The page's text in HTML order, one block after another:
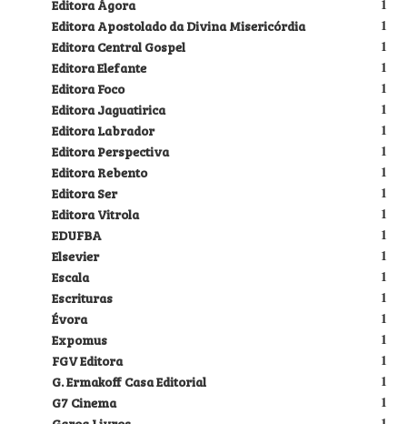
1
Editora Ágora
1
Editora Apostolado da Divina Misericórdia
1
Editora Central Gospel
1
Editora Elefante
1
Editora Foco
1
Editora Jaguatirica
1
Editora Labrador
1
Editora Perspectiva
1
Editora Rebento
1
Editora Ser
1
Editora Vitrola
1
EDUFBA
1
Elsevier
1
Escala
1
Escrituras
1
Évora
1
Expomus
1
FGV Editora
1
G. Ermakoff Casa Editorial
1
G7 Cinema